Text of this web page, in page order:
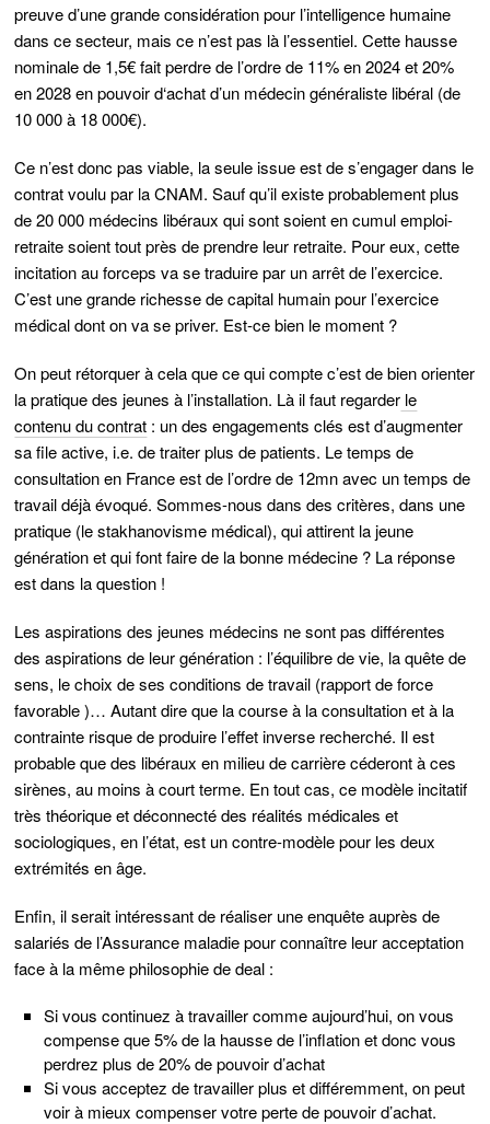
preuve d’une grande considération pour l’intelligence humaine
dans ce secteur, mais ce n’est pas là l’essentiel. Cette hausse
nominale de 1,5€ fait perdre de l’ordre de 11% en 2024 et 20%
en 2028 en pouvoir d‘achat d’un médecin généraliste libéral (de
10 000 à 18 000€).
Ce n’est donc pas viable, la seule issue est de s’engager dans le
contrat voulu par la CNAM. Sauf qu’il existe probablement plus
de 20 000 médecins libéraux qui sont soient en cumul emploi-
retraite soient tout près de prendre leur retraite. Pour eux, cette
incitation au forceps va se traduire par un arrêt de l’exercice.
C’est une grande richesse de capital humain pour l’exercice
médical dont on va se priver. Est-ce bien le moment ?
On peut rétorquer à cela que ce qui compte c’est de bien orienter
la pratique des jeunes à l’installation. Là il faut regarder le
contenu du contrat : un des engagements clés est d’augmenter
sa file active, i.e. de traiter plus de patients. Le temps de
consultation en France est de l’ordre de 12mn avec un temps de
travail déjà évoqué. Sommes-nous dans des critères, dans une
pratique (le stakhanovisme médical), qui attirent la jeune
génération et qui font faire de la bonne médecine ? La réponse
est dans la question !
Les aspirations des jeunes médecins ne sont pas différentes
des aspirations de leur génération : l’équilibre de vie, la quête de
sens, le choix de ses conditions de travail (rapport de force
favorable )… Autant dire que la course à la consultation et à la
contrainte risque de produire l’effet inverse recherché. Il est
probable que des libéraux en milieu de carrière céderont à ces
sirènes, au moins à court terme. En tout cas, ce modèle incitatif
très théorique et déconnecté des réalités médicales et
sociologiques, en l’état, est un contre-modèle pour les deux
extrémités en âge.
Enfin, il serait intéressant de réaliser une enquête auprès de
salariés de l’Assurance maladie pour connaître leur acceptation
face à la même philosophie de deal :
Si vous continuez à travailler comme aujourd’hui, on vous
compense que 5% de la hausse de l’inflation et donc vous
perdrez plus de 20% de pouvoir d’achat
Si vous acceptez de travailler plus et différemment, on peut
voir à mieux compenser votre perte de pouvoir d’achat.